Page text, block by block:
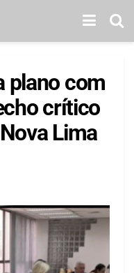
plano com
crítico
Lima